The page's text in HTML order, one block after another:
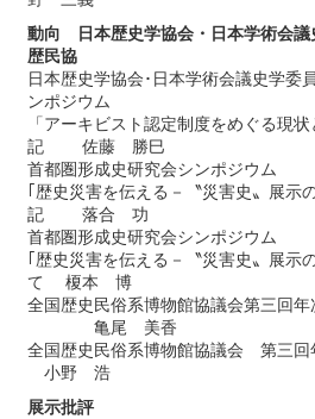
動向 日本歴史学協会・日本学術会
歴民協
日本歴史学協会･日本学術会議史学
ンポジウム
「アーキビスト認定制度をめぐる現
記 佐藤 勝巳
首都圏形成史研究会シンポジウム
｢歴史災害を伝える－〝災害史〟展示
記 落合 功
首都圏形成史研究会シンポジウム
｢歴史災害を伝える－〝災害史〟展示
て 榎本 博
全国歴史民俗系博物館協議会第三
亀尾 美香
全国歴史民俗系博物館協議会 第三
小野 浩
展示批評